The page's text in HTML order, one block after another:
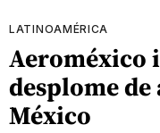
LATINOAMÉRICA
Aeroméxico
desplome
México